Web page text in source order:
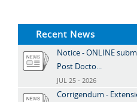
Recent News
Notice - ONLINE
Post Docto...
JUL 25 - 2026
Corrigendum -